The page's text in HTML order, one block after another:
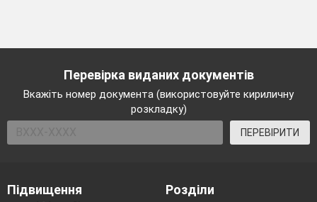
Перевірка виданих документів
Вкажіть номер документа (використовуйте кириличну
розкладку)
ПЕРЕВІРИТИ
Підвищення
Розділи